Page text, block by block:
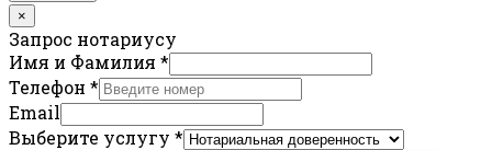
×
Запрос нотариусу
Имя и Фамилия *
Телефон *
Email
Выберите услугу *